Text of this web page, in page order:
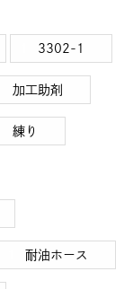
3302-1
加工助剤
練り
耐油ホース